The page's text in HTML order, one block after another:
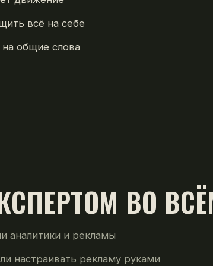
всё на себе
общие слова
ВО
аналитики и рекламы
настраивать рекламу руками